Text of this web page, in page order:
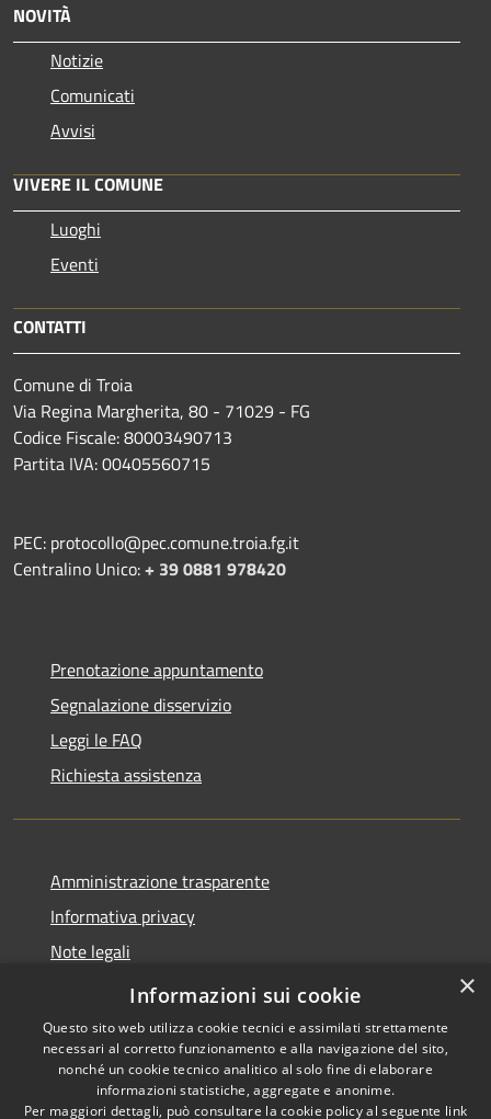
NOVITÀ
Notizie
Comunicati
Avvisi
VIVERE IL COMUNE
Luoghi
Eventi
CONTATTI
Comune di Troia
Via Regina Margherita, 80 - 71029 - FG
Codice Fiscale: 80003490713
Partita IVA: 00405560715
PEC: protocollo@pec.comune.troia.fg.it
Centralino Unico:+ 39 0881 978420
Prenotazione appuntamento
Segnalazione disservizio
Leggi le FAQ
Richiesta assistenza
Amministrazione trasparente
Informativa privacy
Note legali
Dichiarazione di accessibilità
Copyright © 2026 • Comune di
×
Informazioni sui cookie
Questo sito web utilizza cookie tecnici e assimilati strettamente
necessari al corretto funzionamento e alla navigazione del sito,
nonché un cookie tecnico analitico al solo fine di elaborare
informazioni statistiche, aggregate e anonime.
Per maggiori dettagli, può consultare la cookie policy al seguente link